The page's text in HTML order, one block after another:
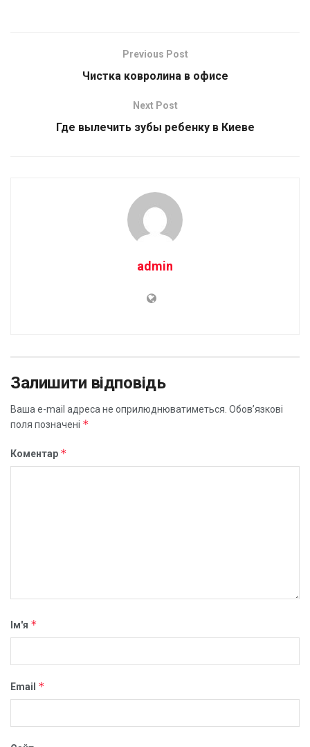
Previous Post
Чистка ковролина в офисе
Next Post
Где вылечить зубы ребенку в Киеве
admin
Залишити відповідь
Ваша e-mail адреса не оприлюднюватиметься. Обов’язкові
поля позначені *
Коментар *
Ім'я *
Email *